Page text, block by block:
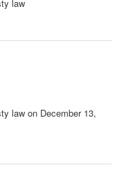
law
law on December 13,